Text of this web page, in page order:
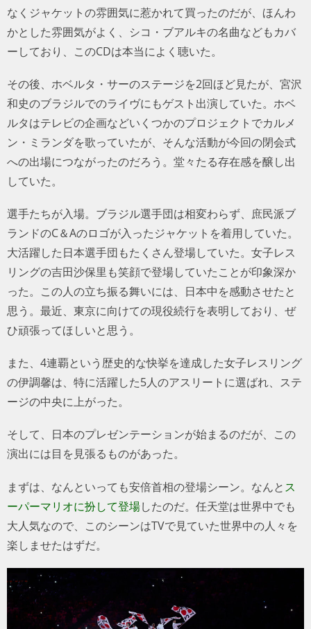
なくジャケットの雰囲気に惹かれて買ったのだが、ほんわ
かとした雰囲気がよく、シコ・ブアルキの名曲などもカバ
ーしており、このCDは本当によく聴いた。
その後、ホベルタ・サーのステージを2回ほど見たが、宮沢
和史のブラジルでのライヴにもゲスト出演していた。ホベ
ルタはテレビの企画などいくつかのプロジェクトでカルメ
ン・ミランダを歌っていたが、そんな活動が今回の閉会式
への出場につながったのだろう。堂々たる存在感を醸し出
していた。
選手たちが入場。ブラジル選手団は相変わらず、庶民派ブ
ランドのC＆Aのロゴが入ったジャケットを着用していた。
大活躍した日本選手団もたくさん登場していた。女子レス
リングの吉田沙保里も笑顔で登場していたことが印象深か
った。この人の立ち振る舞いには、日本中を感動させたと
思う。最近、東京に向けての現役続行を表明しており、ぜ
ひ頑張ってほしいと思う。
また、4連覇という歴史的な快挙を達成した女子レスリング
の伊調馨は、特に活躍した5人のアスリートに選ばれ、ステ
ージの中央に上がった。
そして、日本のプレゼンテーションが始まるのだが、この
演出には目を見張るものがあった。
まずは、なんといっても安倍首相の登場シーン。なんと ス
ーパーマリオに扮して登場したのだ。任天堂は世界中でも
大人気なので、このシーンはTVで見ていた世界中の人々を
楽しませたはずだ。